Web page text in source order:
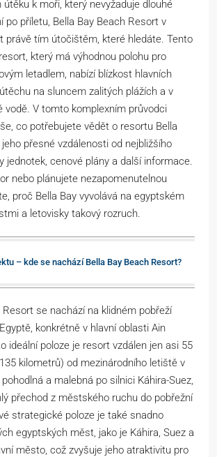
k moři, který nevyžaduje dlouhé
po příletu, Bella Bay Beach Resort v
právě tím útočištěm, které hledáte. Tento
který má výhodnou polohu pro
letadlem, nabízí blízkost hlavních
na sluncem zalitých plážích a v
vodě. V tomto komplexním průvodci
co potřebujete vědět o resortu Bella
přesné vzdálenosti od nejbližšího
jednotek, cenové plány a další informace.
nebo plánujete nezapomenutelnou
proč Bella Bay vyvolává na egyptském
a letovisky takový rozruch.
– kde se nachází Bella Bay Beach Resort?
Resort se nachází na klidném pobřeží
konkrétně v hlavní oblasti Ain
ideální poloze je resort vzdálen jen asi 55
kilometrů) od mezinárodního letiště v
a malebná po silnici Káhira-Suez,
přechod z městského ruchu do pobřežní
strategické poloze je také snadno
egyptských měst, jako je Káhira, Suez a
město, což zvyšuje jeho atraktivitu pro